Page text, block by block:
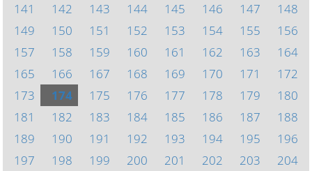
141
142 143 144 145 146 147
148
149
150 151 152 153 154 155
156
157
158 159 160 161 162 163
164
165
166 167 168 169 170 171
172
173
174 175 176 177 178 179
180
181
182 183 184 185 186 187
188
189
190 191 192 193 194 195
196
197
198 199 200 201 202 203
204